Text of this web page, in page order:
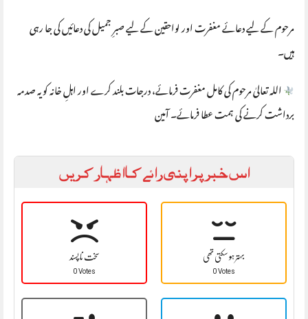
مرحوم کے لیے دعائے مغفرت اور لواحقین کے لیے صبرِ جمیل کی دعائیں کی جا رہی
ہیں۔
اللہ تعالیٰ مرحوم کی کامل مغفرت فرمائے، درجات بلند کرے اور اہلِ خانہ کو یہ صدمہ
برداشت کرنے کی ہمت عطا فرمائے۔ آمین
اس خبر پر اپنی رائے کا اظہار کریں
سخت نا پسند
0 Votes
بہتر ہو سکتی تھی
0 Votes